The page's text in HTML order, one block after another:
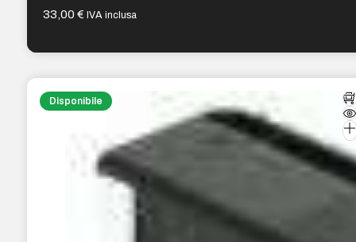
33,00€ IVA inclusa
Disponibile